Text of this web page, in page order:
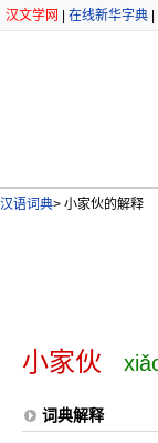
汉文学网 在线新华字典
汉语词典> 小家伙的解释
小家伙
词典解释